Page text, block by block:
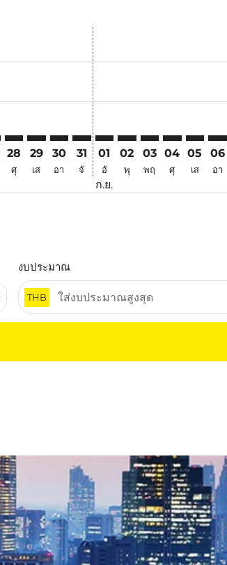
ค้นหาข้อเสนอ
ค้นหาข้อเสนอ
disclaimer. ค้นหาข้อเสนอ
offers-disclaimer. ค้นหาข้อเสนอ
view-offers-disclaimer. ค้นหาข้อเสนอ
view-offers-disclaimer. ค้นหาข้อเสนอ
cmp-view-offers-disclaimer. ค้นหาข้อเสนอ
cmp-view-offers-disclaimer. ค้นหาข้อ
MFM–TYO: cmp-view-offers-disclaimer. ค้น
28
ศุ
MFM–TYO: cmp-view-offers-
29
เส
MFM–TYO: cmp-view-offers-
30
อา
MFM–TYO: cmp-view-offers-
31
จั
01
อั
ก.ย.
02
พุ
03
พฤ
04
ศุ
05
เส
06
อา
งบประมาณ
THB